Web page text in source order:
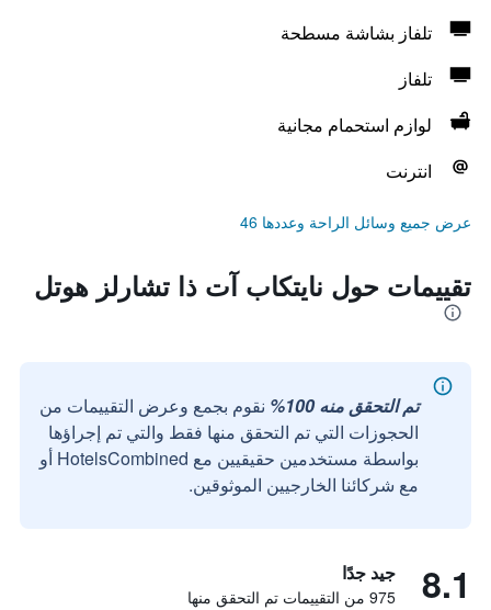
تلفاز بشاشة مسطحة
تلفاز
لوازم استحمام مجانية
انترنت
عرض جميع وسائل الراحة وعددها 46
تقييمات حول نايتكاب آت ذا تشارلز هوتل
تم التحقق منه 100%
نقوم بجمع وعرض التقييمات من
الحجوزات التي تم التحقق منها فقط والتي تم إجراؤها
بواسطة مستخدمين حقيقيين مع HotelsCombined أو
مع شركائنا الخارجيين الموثوقين.
8.1 جيد جدًا
975 من التقييمات تم التحقق منها